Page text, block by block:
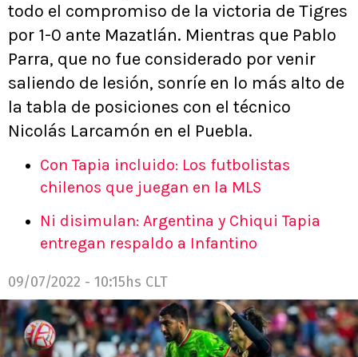
todo el compromiso de la victoria de Tigres
por 1-0 ante Mazatlán. Mientras que Pablo
Parra, que no fue considerado por venir
saliendo de lesión, sonríe en lo más alto de
la tabla de posiciones con el técnico
Nicolás Larcamón en el Puebla.
Con Tapia incluido: Los futbolistas
chilenos que juegan en la MLS
Ni disimulan: Argentina y Chiqui Tapia
entregan respaldo a Infantino
09/07/2022 - 10:15hs CLT